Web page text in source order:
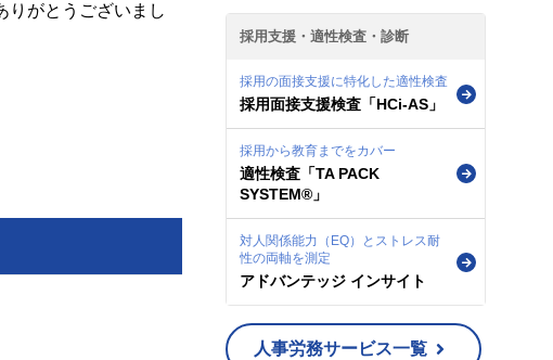
りがとうございまし
採用支援・適性検査・診断
採用の面接支援に特化した適性検査
採用面接支援検査「HCi-AS」
採用から教育までをカバー
適性検査「TA PACK
SYSTEM®」
対人関係能力（EQ）とストレス耐
性の両軸を測定
アドバンテッジ インサイト
人事労務サービス一覧